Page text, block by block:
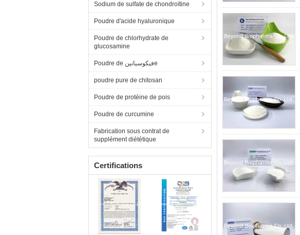
Sodium de sulfate de chondroïtine
Poudre d'acide hyaluronique
Poudre de chlorhydrate de
glucosamine
Poudre de فيكوسيانينe
poudre pure de chitosan
Poudre de protéine de pois
Poudre de curcumine
Fabrication sous contrat de
supplément diététique
Certifications